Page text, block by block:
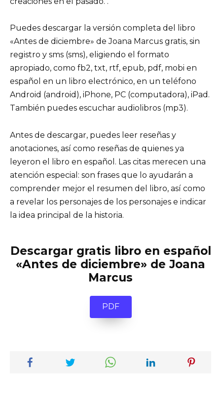
Puedes descargar la versión completa del libro
«Antes de diciembre» de Joana Marcus gratis, sin
registro y sms (sms), eligiendo el formato
apropiado, como fb2, txt, rtf, epub, pdf, mobi en
español en un libro electrónico, en un teléfono
Android (android), iPhone, PC (computadora), iPad.
También puedes escuchar audiolibros (mp3).
Antes de descargar, puedes leer reseñas y
anotaciones, así como reseñas de quienes ya
leyeron el libro en español. Las citas merecen una
atención especial: son frases que lo ayudarán a
comprender mejor el resumen del libro, así como
a revelar los personajes de los personajes e indicar
la idea principal de la historia.
Descargar gratis libro en español
«Antes de diciembre» de Joana
Marcus
PDF